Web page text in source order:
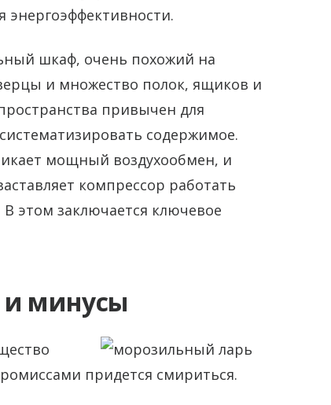
шкаф, очень похожий на
и множество полок, ящиков и
привычен для
содержимое.
мощный воздухообмен, и
компрессор работать
этом заключается ключевое
минусы
придется смириться.